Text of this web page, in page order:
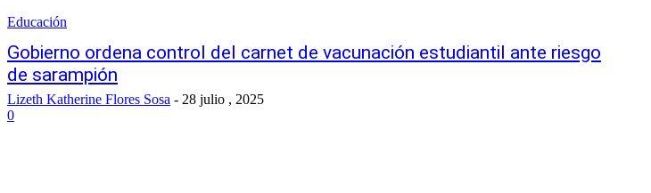
Educación
Gobierno ordena control del carnet de vacunación estudiantil ante riesgo
de sarampión
Lizeth Katherine Flores Sosa - 28 julio , 2025
0